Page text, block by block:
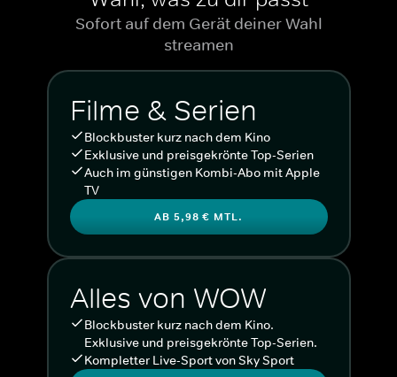
Sofort auf dem Gerät deiner Wahl
streamen
Filme & Serien
Blockbuster kurz nach dem Kino
Exklusive und preisgekrönte Top-Serien
Auch im günstigen Kombi-Abo mit Apple
TV
AB 5,98 € MTL.
Alles von WOW
Blockbuster kurz nach dem Kino.
Exklusive und preisgekrönte Top-Serien.
Kompletter Live-Sport von Sky Sport